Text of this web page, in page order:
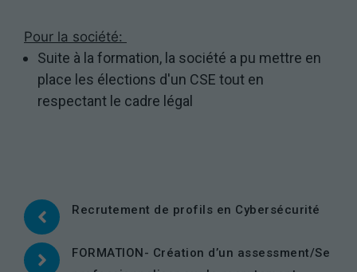
Pour la société:
Suite à la formation, la société a pu mettre en
place les élections d'un CSE tout en
respectant le cadre légal
Recrutement de profils en Cybersécurité
FORMATION- Création d’un assessment/Se
Marketing
En partageant
chances de
des offres